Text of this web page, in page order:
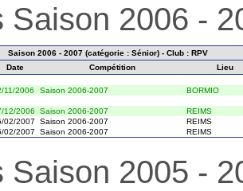
Saison 2006 -
Saison 2006 - 2007 (catégorie : Sénior) - Club : RPV
Date Compétition
Lieu
11/2006 Saison 2006-2007
BORMIO
12/2006 Saison 2006-2007
REIMS
02/2007 Saison 2006-2007
REIMS
02/2007 Saison 2006-2007 REIMS
Saison 2005 -